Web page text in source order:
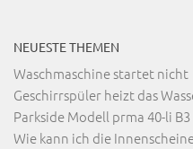
NEUESTE THEMEN
Waschmaschine startet nicht
Geschirrspüler heizt das
Parkside Modell prma 40-li B3
Wie kann ich die